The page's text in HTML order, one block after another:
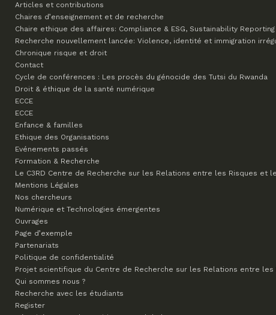
Articles et contributions
Chaires d’enseignement et de recherche
Chaire ethique des affaires: Compliance & ESG, Sustainability Reporting
Recherche nouvellement lancée: Violence, identité et immigration
Chronique risque et droit
Contact
Cycle de conférences : Les procès du génocide des Tutsi du Rwanda
Droit & éthique de la santé numérique
ECCE
ECCE
Enfance & familles
Ethique des Organisations
Evénements passés
Formation & Recherche
Le C3RD Centre de Recherche sur les Relations entre les Risques et
Mentions Légales
Nos chercheurs
Numérique et Technologies émergentes
Ouvrages
Page d’exemple
Partenariats
Politique de confidentialité
Projet scientifique du Centre de Recherche sur les Relations entre
Qui sommes nous ?
Recherche avec les étudiants
Register